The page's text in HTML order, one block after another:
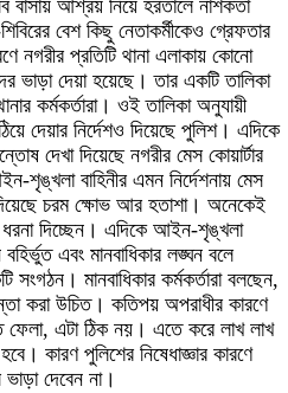
আশ্রয় নিয়ে হরতালে নাশকতা
বেশ কিছু নেতাকর্মীকেও গ্রেফতার
নগরীর প্রতিটি থানা এলাকায় কোনো
ভাড়া দেয়া হয়েছে। তার একটি তালিকা
কর্মকর্তারা। ওই তালিকা অনুযায়ী
দেয়ার নির্দেশও দিয়েছে পুলিশ। এদিকে
দেখা দিয়েছে নগরীর মেস কোয়ার্টার
শৃঙ্খলা বাহিনীর এমন নির্দেশনায় মেস
দিয়েছে চরম ক্ষোভ আর হতাশা। অনেকেই
দিচ্ছেন। এদিকে আইন-শৃঙ্খলা
এবং মানবাধিকার লঙ্ঘন বলে
সংগঠন। মানবাধিকার কর্মকর্তারা বলছেন,
করা উচিত। কতিপয় অপরাধীর কারণে
ফেলা, এটা ঠিক নয়। এতে করে লাখ লাখ
কারণ পুলিশের নিষেধাজ্ঞার কারণে
দেবেন না।